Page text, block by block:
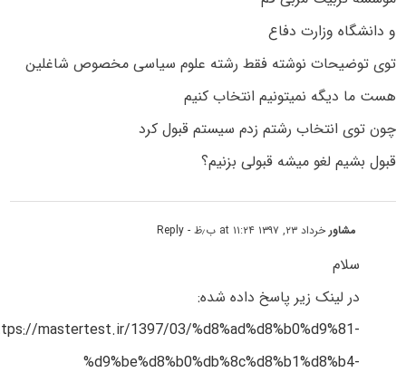
و دانشگاه وزارت دفاع
توی توضیحات نوشته فقط رشته علوم سیاسی مخصوص شاغلین
هست ما دیگه نمیتونیم انتخاب کنیم
چون توی انتخاب رشتم زدم سیستم قبول کرد
قبول بشیم لغو میشه قبولی بزنیم؟
مشاور خرداد ۲۳, ۱۳۹۷ at ۱۱:۲۴ ب٫ظ - Reply
سلام
در لینک زیر پاسخ داده شده:
mastertest.ir/1397/03/%d8%ad%d8%b0%d9%81-
%d9%be%d8%b0%db%8c%d8%b1%d8%b4-